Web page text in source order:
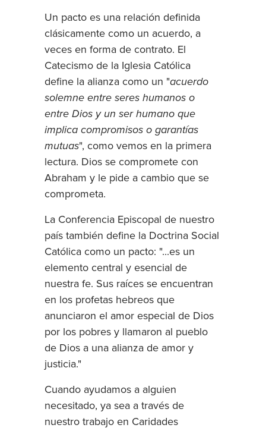
Un pacto es una relación definida
clásicamente como un acuerdo, a
veces en forma de contrato. El
Catecismo de la Iglesia Católica
define la alianza como un "acuerdo
solemne entre seres humanos o
entre Dios y un ser humano que
implica compromisos o garantías
mutuas", como vemos en la primera
lectura. Dios se compromete con
Abraham y le pide a cambio que se
comprometa.
La Conferencia Episcopal de nuestro
país también define la Doctrina Social
Católica como un pacto: "...es un
elemento central y esencial de
nuestra fe. Sus raíces se encuentran
en los profetas hebreos que
anunciaron el amor especial de Dios
por los pobres y llamaron al pueblo
de Dios a una alianza de amor y
justicia."
Cuando ayudamos a alguien
necesitado, ya sea a través de
nuestro trabajo en Caridades